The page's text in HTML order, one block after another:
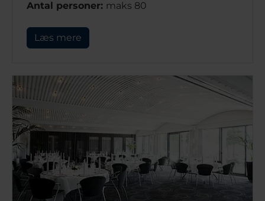
Antal personer: maks 80
Læs mere